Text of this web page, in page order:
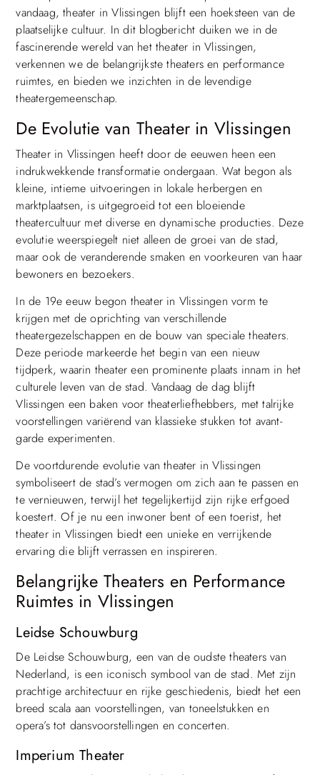
vandaag, theater in Vlissingen blijft een hoeksteen van de
plaatselijke cultuur. In dit blogbericht duiken we in de
fascinerende wereld van het theater in Vlissingen,
verkennen we de belangrijkste theaters en performance
ruimtes, en bieden we inzichten in de levendige
theatergemeenschap.
De Evolutie van Theater in Vlissingen
Theater in Vlissingen heeft door de eeuwen heen een
indrukwekkende transformatie ondergaan. Wat begon als
kleine, intieme uitvoeringen in lokale herbergen en
marktplaatsen, is uitgegroeid tot een bloeiende
theatercultuur met diverse en dynamische producties. Deze
evolutie weerspiegelt niet alleen de groei van de stad,
maar ook de veranderende smaken en voorkeuren van haar
bewoners en bezoekers.
In de 19e eeuw begon theater in Vlissingen vorm te
krijgen met de oprichting van verschillende
theatergezelschappen en de bouw van speciale theaters.
Deze periode markeerde het begin van een nieuw
tijdperk, waarin theater een prominente plaats innam in het
culturele leven van de stad. Vandaag de dag blijft
Vlissingen een baken voor theaterliefhebbers, met talrijke
voorstellingen variërend van klassieke stukken tot avant-
garde experimenten.
De voortdurende evolutie van theater in Vlissingen
symboliseert de stad’s vermogen om zich aan te passen en
te vernieuwen, terwijl het tegelijkertijd zijn rijke erfgoed
koestert. Of je nu een inwoner bent of een toerist, het
theater in Vlissingen biedt een unieke en verrijkende
ervaring die blijft verrassen en inspireren.
Belangrijke Theaters en Performance
Ruimtes in Vlissingen
Leidse Schouwburg
De Leidse Schouwburg, een van de oudste theaters van
Nederland, is een iconisch symbool van de stad. Met zijn
prachtige architectuur en rijke geschiedenis, biedt het een
breed scala aan voorstellingen, van toneelstukken en
opera’s tot dansvoorstellingen en concerten.
Imperium Theater